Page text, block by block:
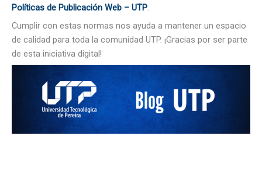
Políticas de Publicación Web – UTP.
Cumplir con estas normas nos ayuda a mantener un espacio
de calidad para toda la comunidad UTP. ¡Gracias por ser parte
de esta iniciativa digital!